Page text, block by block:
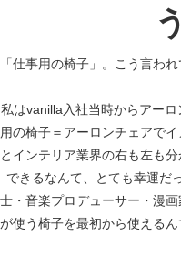
「仕事用の椅子」。こう言わ
私はvanilla入社当時からアー
用の椅子＝アーロンチェアで
とインテリア業界の右も左も
できるなんて、とても幸運だ
士・音楽プロデューサー・漫
が使う椅子を最初から使える